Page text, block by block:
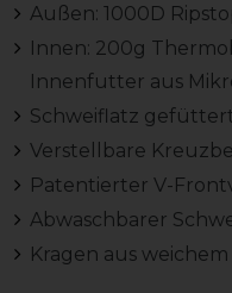
Außen: 1000D
Innen: 200g
Innenfutter aus
Schweiflatz
Verstellbare
Patentierter V-
Abwaschbarer
Kragen aus